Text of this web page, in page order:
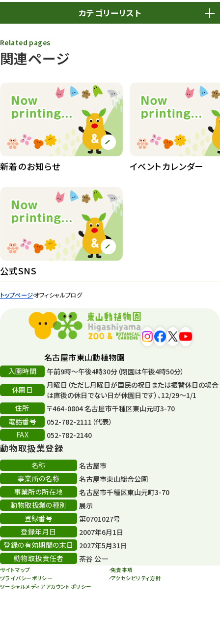
トップページオフィシャルブログ
カテゴリーリスト
動物園
動物園その他 117
植物園 510
植物たち 407
植物園長の庭
桜情報
紅葉情報
ズーボ
イベント
平和公園
森のとこやさん
再生
再生フォーラム
80周年
その他
その他イベント
スカイタワー
年末年始のイベント
秋まつり
関連ページ
Related pages
新着のお知らせ イベントカレンダー
公式SNS
名古屋市東山動植物園
入園時間
午前9時～午後4時30分（閉園は午後4時50分）
休園日
月曜日（ただし月曜日が国民の祝日または振替休日の場合
は直後の休日でない日が休園日です）、12/29～1/1
住所
〒464-0804 名古屋市千種区東山元町3-70
電話番号
052-782-2111（代表）
FAX
052-782-2140
動物取扱業登録
名称
名古屋市
事業所の名称
名古屋市東山総合公園
事業所の所在地
名古屋市千種区東山元町3-70
動物取扱業の種別
展示
登録番号
第0701027号
登録年月日
2007年6月1日
登録の有効期間の末日
2027年5月31日
動物取扱責任者
茶谷 公一
サイトマップ
免責事項
プライバシーポリシー
アクセシビリティ方針
ソーシャルメディアアカウントポリシー